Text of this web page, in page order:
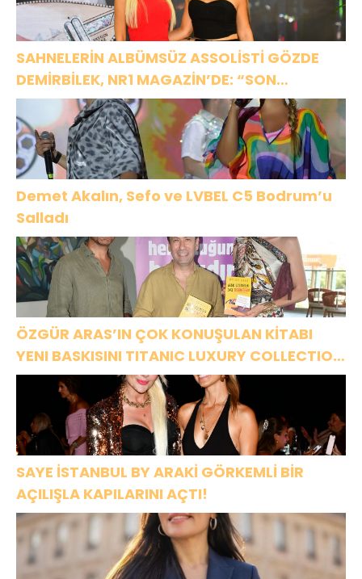
SAHNELERİN ALBÜMSÜZ ASSOLİSTİ GÖZDE
DEMİRBİLEK, NR1 MAGAZİN’DE: “SON
ASSOLİST OLARAK VAR OLACAĞIM!”
Demet Akalın, Sefo ve LVBEL C5 Bodrum’u
Salladı
ÖZGÜR ARAS’IN ÇOK KONUŞULAN KİTABI
YENI BASKISINI TITANIC LUXURY COLLECTION
BODRUM’DA KUTLADI
SAYE İSTANBUL BY ARAKİ GÖRKEMLİ BİR
AÇILIŞLA KAPILARINI AÇTI!